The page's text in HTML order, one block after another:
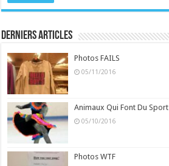
Derniers Articles
Photos FAILS
05/11/2016
Animaux Qui Font Du Sport
05/10/2016
Photos WTF